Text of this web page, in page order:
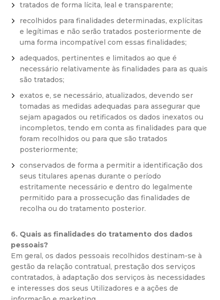
tratados de forma lícita, leal e transparente;
recolhidos para finalidades determinadas, explícitas
e legítimas e não serão tratados posteriormente de
uma forma incompatível com essas finalidades;
adequados, pertinentes e limitados ao que é
necessário relativamente às finalidades para as quais
são tratados;
exatos e, se necessário, atualizados, devendo ser
tomadas as medidas adequadas para assegurar que
sejam apagados ou retificados os dados inexatos ou
incompletos, tendo em conta as finalidades para que
foram recolhidos ou para que são tratados
posteriormente;
conservados de forma a permitir a identificação dos
seus titulares apenas durante o período
estritamente necessário e dentro do legalmente
permitido para a prossecução das finalidades de
recolha ou do tratamento posterior.
6. Quais as finalidades do tratamento dos dados
pessoais?
Em geral, os dados pessoais recolhidos destinam-se à
gestão da relação contratual, prestação dos serviços
contratados, à adaptação dos serviços às necessidades
e interesses dos seus Utilizadores e a ações de